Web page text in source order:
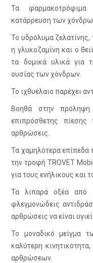
Τα φαρμακοτρόφιμα
κατάρρευση των
Το υδρόλυμα ζελατίνης,
η γλυκοζαμίνη και ο
τα δομικά υλικά για
ουσίας των χόνδρων.
Το ιχθυέλαιο παρέχει
Βοηθά στην
επιπρόσθετης πίεσης
αρθρώσεις.
Τα χαμηλότερα
την τροφή TROVET
για τους ενήλικους και
Τα λιπαρά οξέα από
φλεγμονώδεις
αρθρώσεις να είναι
Το μοναδικό μείγμα
καλύτερη
αρθρώσεων.